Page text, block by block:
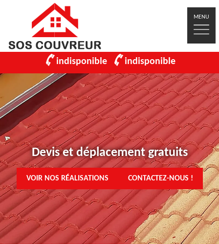
MENU
indisponible indisponible
Devis et déplacement gratuits
VOIR NOS RÉALISATIONS CONTACTEZ-NOUS !